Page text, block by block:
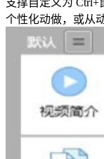
支撑自定义为 Ctrl+
个性化动做，或从